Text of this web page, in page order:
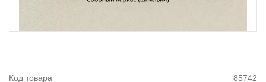
Код товара 85742